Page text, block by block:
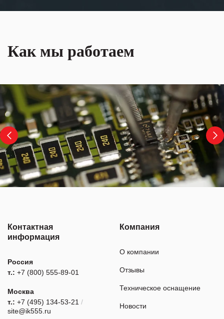
Как мы работаем
Контактная
информация
Россия
т.: +7 (800) 555-89-01
Москва
т.: +7 (495) 134-53-21 /
site@ik555.ru
Компания
О компании
Отзывы
Техническое оснащение
Новости